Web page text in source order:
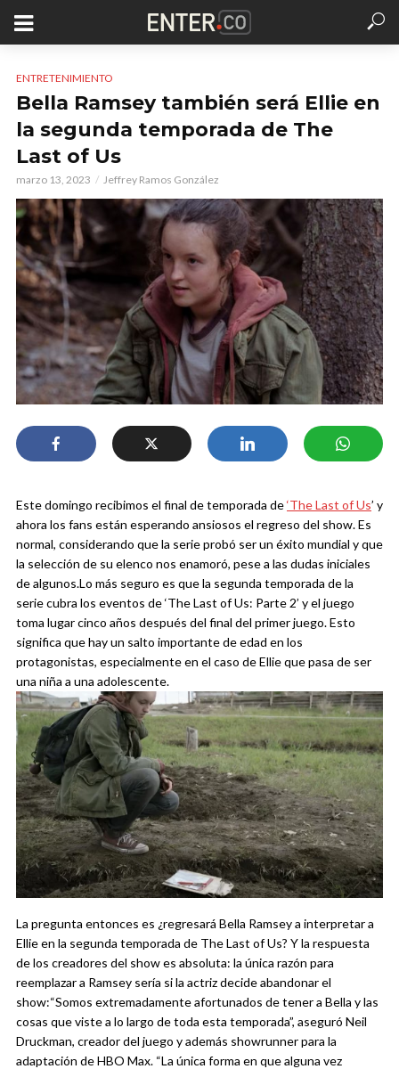
ENTRETENIMIENTO
Bella Ramsey también será Ellie en
la segunda temporada de The
Last of Us
marzo 13, 2023 Jeffrey Ramos González
Este domingo recibimos el final de temporada de‘The Last of Us’ y
ahora los fans están esperando ansiosos el regreso del show. Es
normal, considerando que la serie probó ser un éxito mundial y que
la selección de su elenco nos enamoró, pese a las dudas iniciales
de algunos.Lo más seguro es que la segunda temporada de la
serie cubra los eventos de ‘The Last of Us: Parte 2’ y el juego
toma lugar cinco años después del final del primer juego. Esto
significa que hay un salto importante de edad en los
protagonistas, especialmente en el caso de Ellie que pasa de ser
una niña a una adolescente.
La pregunta entonces es ¿regresará Bella Ramsey a interpretar a
Ellie en la segunda temporada de The Last of Us? Y la respuesta
de los creadores del show es absoluta: la única razón para
reemplazar a Ramsey sería si la actriz decide abandonar el
show:“Somos extremadamente afortunados de tener a Bella y las
cosas que viste a lo largo de toda esta temporada”, aseguró Neil
Druckman, creador del juego y además showrunner para la
adaptación de HBO Max. “La única forma en que alguna vez